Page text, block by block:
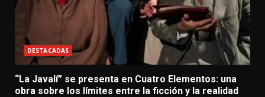
DESTACADAS
“La Javalí” se presenta en Cuatro Elementos: una
obra sobre los límites entre la ficción y la realidad